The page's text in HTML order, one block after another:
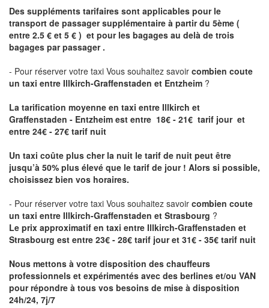
Des suppléments tarifaires sont applicables pour le
transport de passager supplémentaire à partir du 5ème (
entre 2.5 € et 5 € ) et pour les bagages au delà de trois
bagages par passager .
- Pour réserver votre taxi Vous souhaitez savoir combien coute
un taxi entre Illkirch-Graffenstaden et Entzheim ?
La tarification moyenne en taxi entre Illkirch et
Graffenstaden - Entzheim est entre 18€ - 21€ tarif jour et
entre 24€ - 27€ tarif nuit
Un taxi coûte plus cher la nuit le tarif de nuit peut être
jusqu’à 50% plus élevé que le tarif de jour ! Alors si possible,
choisissez bien vos horaires.
- Pour réserver votre taxi Vous souhaitez savoir combien coute
un taxi entre Illkirch-Graffenstaden et Strasbourg ?
Le prix approximatif en taxi entre Illkirch-Graffenstaden et
Strasbourg est entre 23€ - 28€ tarif jour et 31€ - 35€ tarif nuit
Nous mettons à votre disposition des chauffeurs
professionnels et expérimentés avec des berlines et/ou VAN
pour répondre à tous vos besoins de mise à disposition
24h/24, 7j/7